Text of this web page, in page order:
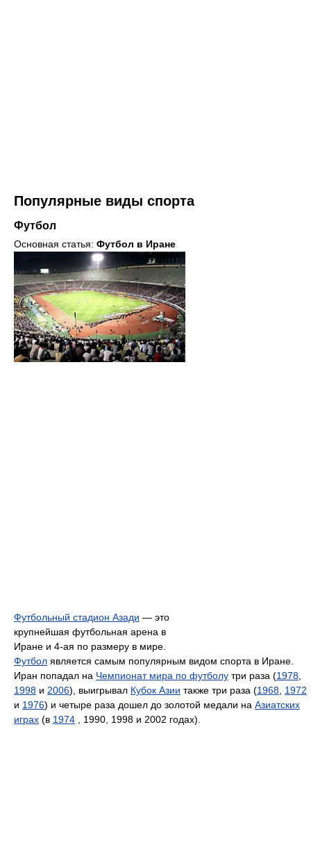
Популярные виды спорта
Футбол
Основная статья: Футбол в Иране
Футбольный стадион Азади — это
крупнейшая футбольная арена в
Иране и 4-ая по размеру в мире.
Футбол является самым популярным видом спорта в Иране.
Иран попадал на Чемпионат мира по футболу три раза (1978,
1998 и 2006), выигрывал Кубок Азии также три раза (1968, 1972
и 1976) и четыре раза дошел до золотой медали на Азиатских
играх (в 1974 , 1990, 1998 и 2002 годах).